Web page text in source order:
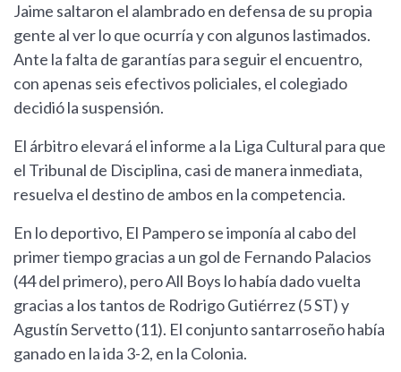
Jaime saltaron el alambrado en defensa de su propia
gente al ver lo que ocurría y con algunos lastimados.
Ante la falta de garantías para seguir el encuentro,
con apenas seis efectivos policiales, el colegiado
decidió la suspensión.
El árbitro elevará el informe a la Liga Cultural para que
el Tribunal de Disciplina, casi de manera inmediata,
resuelva el destino de ambos en la competencia.
En lo deportivo, El Pampero se imponía al cabo del
primer tiempo gracias a un gol de Fernando Palacios
(44 del primero), pero All Boys lo había dado vuelta
gracias a los tantos de Rodrigo Gutiérrez (5 ST) y
Agustín Servetto (11). El conjunto santarroseño había
ganado en la ida 3-2, en la Colonia.